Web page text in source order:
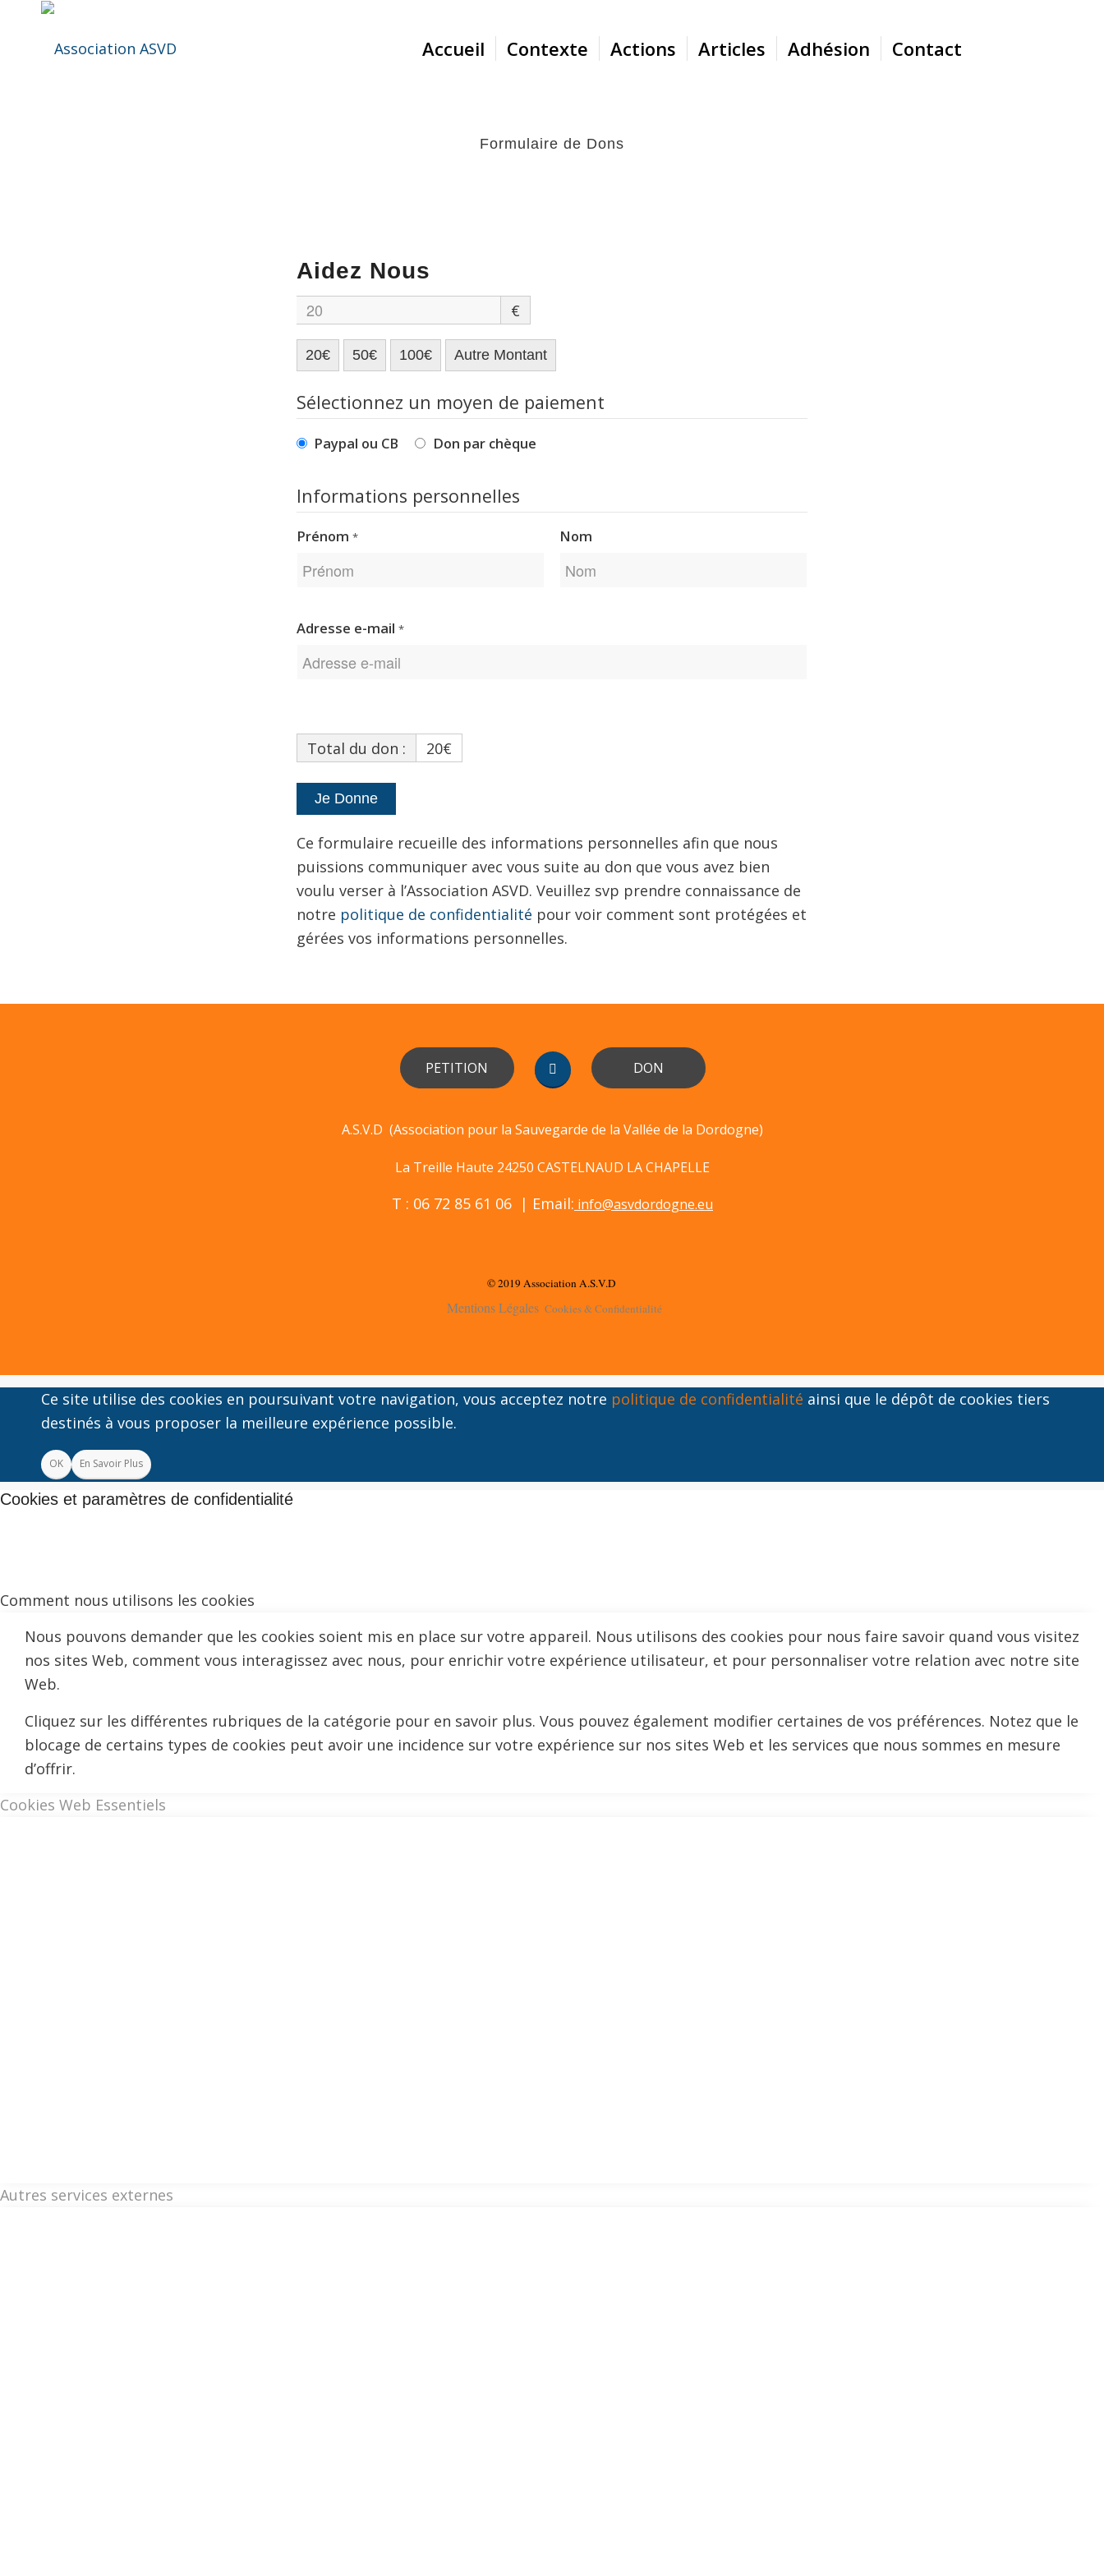
Accueil Contexte Actions Articles Adhésion Contact
Formulaire de Dons
Aidez Nous
€
20€ 50€ 100€ Autre Montant
Sélectionnez un moyen de paiement
Paypal ou CB Don par chèque
Informations personnelles
Prénom * Nom
Adresse e-mail *
Total du don : 20€
Ce formulaire recueille des informations personnelles afin que nous
puissions communiquer avec vous suite au don que vous avez bien
voulu verser à l’Association ASVD. Veuillez svp prendre connaissance de
notre politique de confidentialité pour voir comment sont protégées et
gérées vos informations personnelles.
PETITION DON
A.S.V.D (Association pour la Sauvegarde de la Vallée de la Dordogne)
La Treille Haute 24250 CASTELNAUD LA CHAPELLE
T : 06 72 85 61 06 | Email: info@asvdordogne.eu
© 2019 Association A.S.V.D
Mentions Légales Cookies & Confidentialité
Ce site utilise des cookies en poursuivant votre navigation, vous acceptez notre politique de confidentialité ainsi que le dépôt de cookies tiers
destinés à vous proposer la meilleure expérience possible.
OK En Savoir Plus
Cookies et paramètres de confidentialité
Comment nous utilisons les cookies
Nous pouvons demander que les cookies soient mis en place sur votre appareil. Nous utilisons des cookies pour nous faire savoir quand vous visitez
nos sites Web, comment vous interagissez avec nous, pour enrichir votre expérience utilisateur, et pour personnaliser votre relation avec notre site
Web.
Cliquez sur les différentes rubriques de la catégorie pour en savoir plus. Vous pouvez également modifier certaines de vos préférences. Notez que le
blocage de certains types de cookies peut avoir une incidence sur votre expérience sur nos sites Web et les services que nous sommes en mesure
d’offrir.
Cookies Web Essentiels
Autres services externes